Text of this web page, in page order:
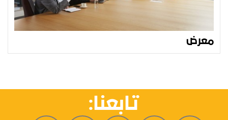
معرض
تابعنا: